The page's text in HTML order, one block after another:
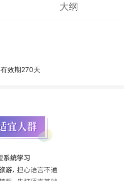
大纲
有效期270天